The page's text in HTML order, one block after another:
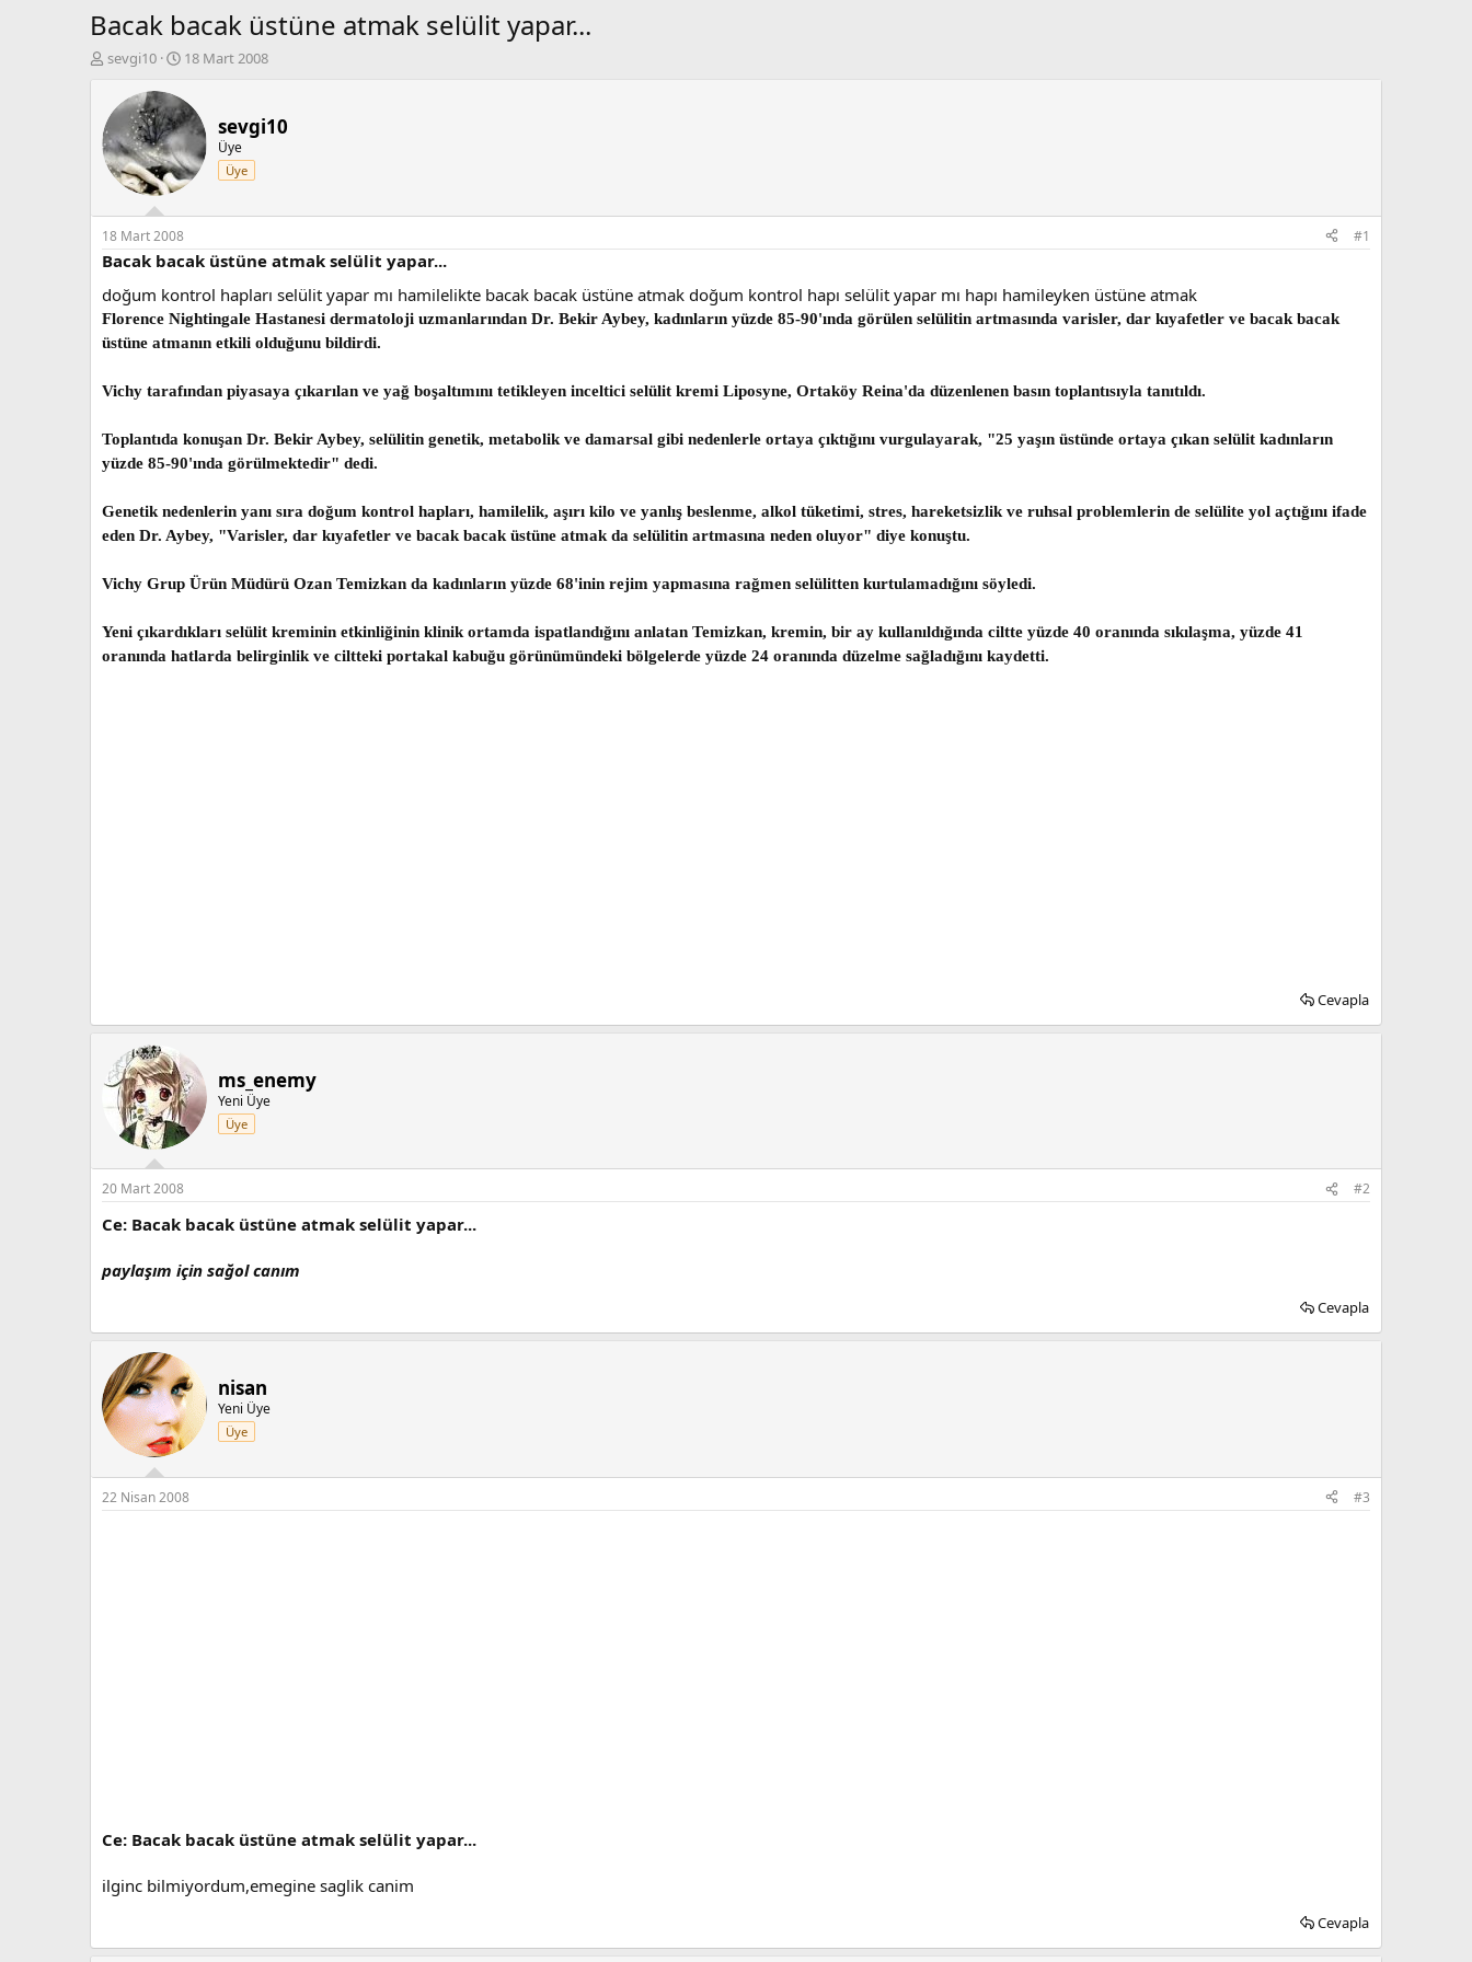
Bacak bacak üstüne atmak selülit yapar...
K
b
u
y
u
a
ş
l
a
t
a
n
sevgi10
B
ş
l
a
n
g
ç
t
a
r
i
h
i
18 Mart 2008
sevgi10
Üye
Üye
18 Mart 2008 #1
Bacak bacak üstüne atmak selülit yapar...
doğum kontrol hapları selülit yapar mı hamilelikte bacak bacak üstüne atmak doğum kontrol hapı selülit yapar mı hapı hamileyken üstüne atmak
Florence Nightingale Hastanesi dermatoloji uzmanlarından Dr. Bekir Aybey, kadınların yüzde 85-90'ında görülen selülitin artmasında varisler, dar kıyafetler ve bacak bacak
üstüne atmanın etkili olduğunu bildirdi.
Vichy tarafından piyasaya çıkarılan ve yağ boşaltımını tetikleyen inceltici selülit kremi Liposyne, Ortaköy Reina'da düzenlenen basın toplantısıyla tanıtıldı.
Toplantıda konuşan Dr. Bekir Aybey, selülitin genetik, metabolik ve damarsal gibi nedenlerle ortaya çıktığını vurgulayarak, "25 yaşın üstünde ortaya çıkan selülit kadınların
yüzde 85-90'ında görülmektedir" dedi.
Genetik nedenlerin yanı sıra doğum kontrol hapları, hamilelik, aşırı kilo ve yanlış beslenme, alkol tüketimi, stres, hareketsizlik ve ruhsal problemlerin de selülite yol açtığını ifade
eden Dr. Aybey, "Varisler, dar kıyafetler ve bacak bacak üstüne atmak da selülitin artmasına neden oluyor" diye konuştu.
Vichy Grup Ürün Müdürü Ozan Temizkan da kadınların yüzde 68'inin rejim yapmasına rağmen selülitten kurtulamadığını söyledi.
Yeni çıkardıkları selülit kreminin etkinliğinin klinik ortamda ispatlandığını anlatan Temizkan, kremin, bir ay kullanıldığında ciltte yüzde 40 oranında sıkılaşma, yüzde 41
oranında hatlarda belirginlik ve ciltteki portakal kabuğu görünümündeki bölgelerde yüzde 24 oranında düzelme sağladığını kaydetti.
Cevapla
ms_enemy
Yeni Üye
Üye
20 Mart 2008 #2
Ce: Bacak bacak üstüne atmak selülit yapar...
paylaşım için sağol canım
Cevapla
nisan
Yeni Üye
Üye
22 Nisan 2008 #3
Ce: Bacak bacak üstüne atmak selülit yapar...
ilginc bilmiyordum,emegine saglik canim
Cevapla